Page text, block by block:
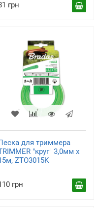
грн
для триммера
"круг" 3,0мм х
ZTO3015K
грн